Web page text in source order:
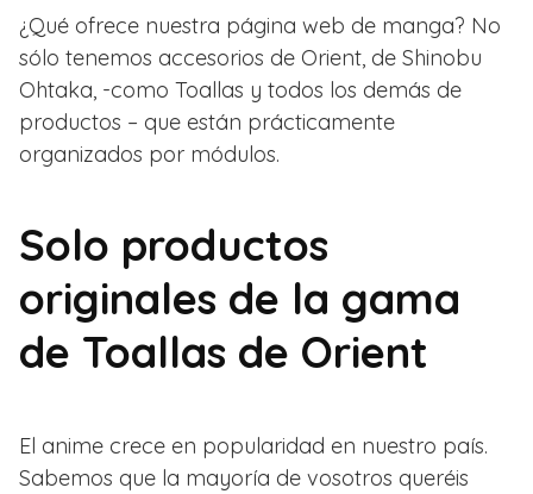
¿Qué ofrece nuestra página web de manga? No
sólo tenemos accesorios de Orient, de Shinobu
Ohtaka, -como Toallas y todos los demás de
productos – que están prácticamente
organizados por módulos.
Solo productos
originales de la gama
de Toallas de Orient
El anime crece en popularidad en nuestro país.
Sabemos que la mayoría de vosotros queréis